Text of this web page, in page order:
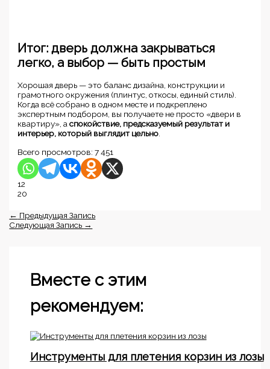
Итог: дверь должна закрываться
легко, а выбор — быть простым
Хорошая дверь — это баланс дизайна, конструкции и
грамотного окружения (плинтус, откосы, единый стиль).
Когда всё собрано в одном месте и подкреплено
экспертным подбором, вы получаете не просто «двери в
квартиру», аспокойствие, предсказуемый результат и
интерьер, который выглядит цельно
Всего просмотров: 7 451
12
20
← Предыдущая Запись
Следующая Запись →
Вместе с этим
рекомендуем:
Инструменты для плетения корзин из лозы